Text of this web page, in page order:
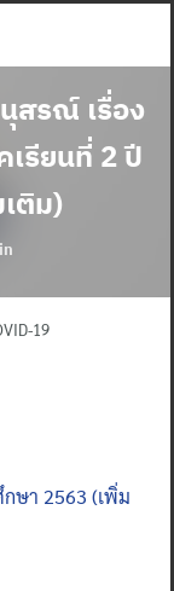
สรณ์ เรื่อง
เรียนที่ 2 ปี
ติม)
19
ษา 2563 (เพิ่ม